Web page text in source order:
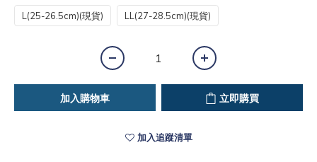
L(25-26.5cm)(現貨) LL(27-28.5cm)(現貨)
加入購物車 立即購買
加入追蹤清單